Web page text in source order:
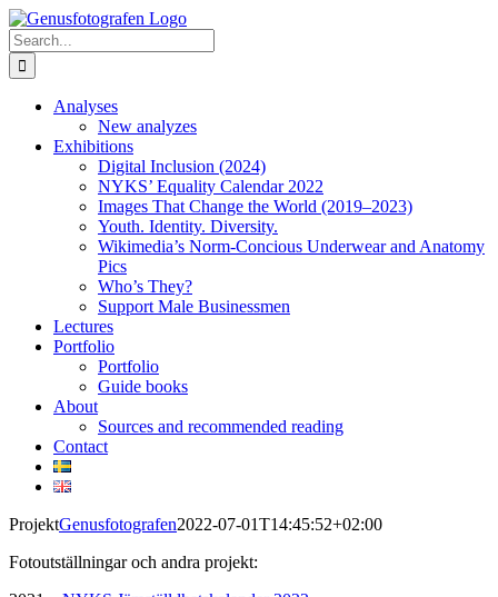
Skip
to
content
Search
for:
Analyses
New analyzes
Exhibitions
Digital Inclusion (2024)
NYKS’ Equality Calendar 2022
Images That Change the World (2019–2023)
Youth. Identity. Diversity.
Wikimedia’s Norm-Concious Underwear and Anatomy
Pics
Who’s They?
Support Male Businessmen
Lectures
Portfolio
Portfolio
Guide books
About
Sources and recommended reading
Contact
ProjektGenusfotografen2022-07-01T14:45:52+02:00
Fotoutställningar och andra projekt: